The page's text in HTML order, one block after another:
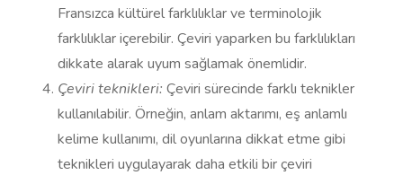
Fransızca kültürel farklılıklar ve terminolojik
farklılıklar içerebilir. Çeviri yaparken bu farklılıkları
dikkate alarak uyum sağlamak önemlidir.
Çeviri teknikleri: Çeviri sürecinde farklı teknikler
kullanılabilir. Örneğin, anlam aktarımı, eş anlamlı
kelime kullanımı, dil oyunlarına dikkat etme gibi
teknikleri uygulayarak daha etkili bir çeviri